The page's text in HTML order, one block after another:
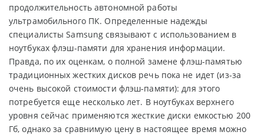
продолжительность автономной работы
ультрамобильного ПК. Определенные надежды
специалисты Samsung связывают с использованием в
ноутбуках флэш-памяти для хранения информации.
Правда, по их оценкам, о полной замене флэш-памятью
традиционных жестких дисков речь пока не идет (из-за
очень высокой стоимости флэш-памяти): для этого
потребуется еще несколько лет. В ноутбуках верхнего
уровня сейчас применяются жесткие диски емкостью 200
Гб, однако за сравнимую цену в настоящее время можно